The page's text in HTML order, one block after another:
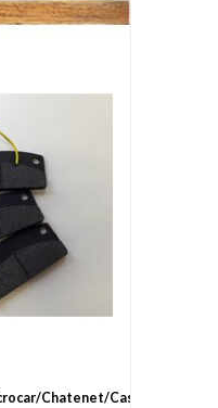
Chatenet/Casalini